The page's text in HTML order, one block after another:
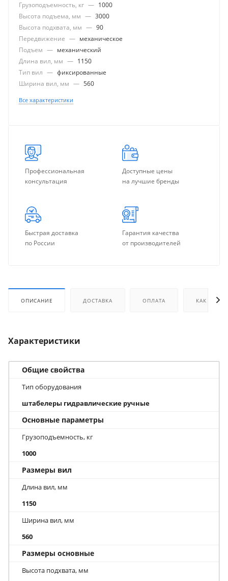
Грузоподъемность, кг — 1000
Высота подъема, мм — 3000
Высота подхвата, мм — 90
Передвижение — механическое
Подъем — механический
Длина вил, мм — 1150
Тип вил — фиксированные
Ширина вил, мм — 560
Все характеристики
Профессиональная
консультация
Доступные цены
на лучшие бренды
Быстрая доставка
по России
Гарантия качества
от производителей
ОПИСАНИЕ ДОСТАВКА ОПЛАТА КАК
Характеристики
Общие свойства
Тип оборудования
штабелеры гидравлические ручные
Основные параметры
Грузоподъемность, кг
1000
Размеры вил
Длина вил, мм
1150
Ширина вил, мм
560
Размеры основные
Высота подхвата, мм